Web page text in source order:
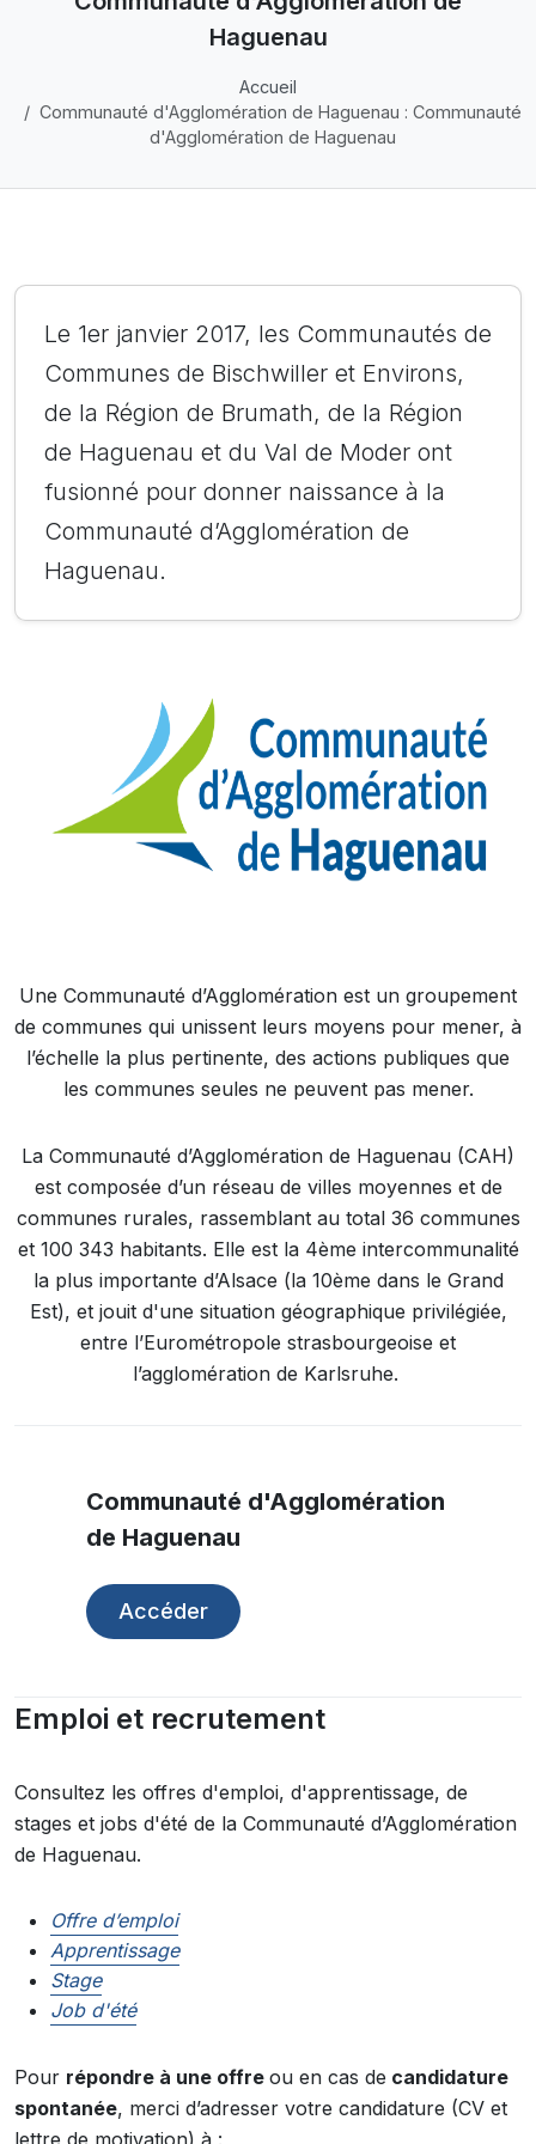
Haguenau
Accueil
Communauté d'Agglomération de Haguenau : Communauté
d'Agglomération de Haguenau
Le 1er janvier 2017, les Communautés de
Communes de Bischwiller et Environs,
de la Région de Brumath, de la Région
de Haguenau et du Val de Moder ont
fusionné pour donner naissance à la
Communauté d’Agglomération de
Haguenau.
Une Communauté d’Agglomération est un groupement
de communes qui unissent leurs moyens pour mener, à
l’échelle la plus pertinente, des actions publiques que
les communes seules ne peuvent pas mener.
La Communauté d’Agglomération de Haguenau (CAH)
est composée d’un réseau de villes moyennes et de
communes rurales, rassemblant au total 36 communes
et 100 343 habitants. Elle est la 4ème intercommunalité
la plus importante d’Alsace (la 10ème dans le Grand
Est), et jouit d'une situation géographique privilégiée,
entre l’Eurométropole strasbourgeoise et
l’agglomération de Karlsruhe.
Communauté d'Agglomération
de Haguenau
Accéder
Emploi et recrutement
Consultez les offres d'emploi, d'apprentissage, de
stages et jobs d'été de la Communauté d’Agglomération
de Haguenau.
Offre d’emploi
Apprentissage
Stage
Job d'été
Pour répondre à une offre ou en cas de candidature
spontanée, merci d’adresser votre candidature (CV et
lettre de motivation) à :